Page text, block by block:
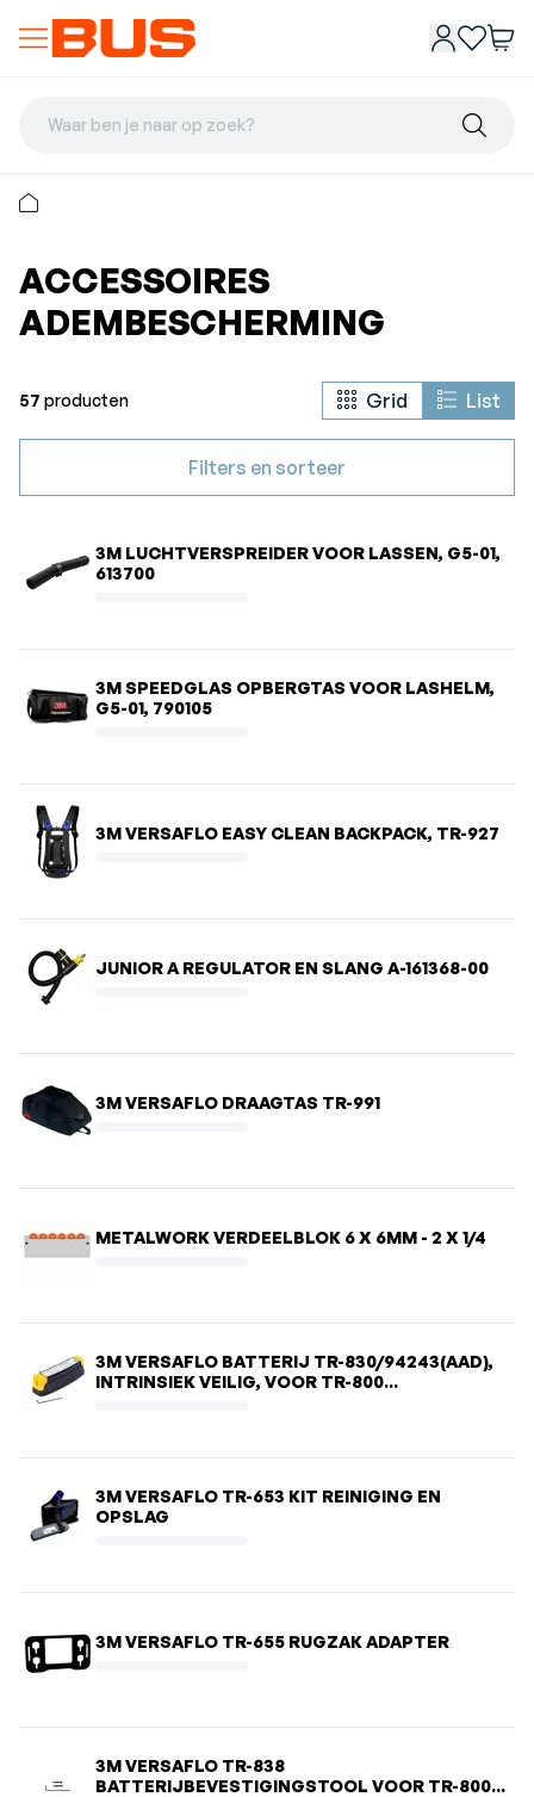
Waar ben je naar op zoek?
ACCESSOIRES
ADEMBESCHERMING
57 producten Grid List
Filters en sorteer
3M LUCHTVERSPREIDER VOOR LASSEN, G5-01,
613700
3M SPEEDGLAS OPBERGTAS VOOR LASHELM,
G5-01, 790105
3M VERSAFLO EASY CLEAN BACKPACK, TR-927
JUNIOR A REGULATOR EN SLANG A-161368-00
3M VERSAFLO DRAAGTAS TR-991
METALWORK VERDEELBLOK 6 X 6MM - 2 X 1/4
3M VERSAFLO BATTERIJ TR-830/94243(AAD),
INTRINSIEK VEILIG, VOOR TR-800
3M VERSAFLO TR-653 KIT REINIGING EN
OPSLAG
3M VERSAFLO TR-655 RUGZAK ADAPTER
3M VERSAFLO TR-838
BATTERIJBEVESTIGINGSTOOL VOOR TR-800